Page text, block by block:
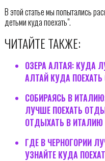
В этой статье мы попытались
детьми куда поехать".
ЧИТАЙТЕ ТАКЖЕ:
ОЗЕРА АЛТАЯ: КУДА
АЛТАЙ КУДА
СОБИРАЯСЬ В
ЛУЧШЕ ПОЕХАТЬ
ОТДЫХАТЬ В ИТАЛИЮ
ГДЕ В ЧЕРНОГОРИИ
УЗНАЙТЕ КУДА